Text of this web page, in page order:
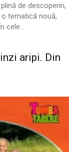
de descoperiri,
tematică nouă,
aripi. Din